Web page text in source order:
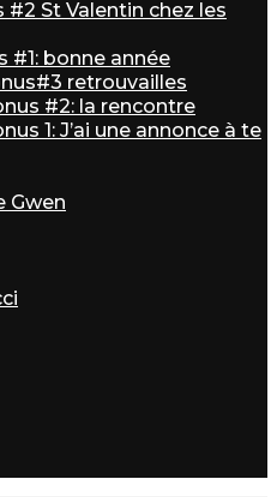
#2 St Valentin chez les
#1: bonne année
retrouvailles
#2: la rencontre
1: J’ai une annonce à te
Gwen